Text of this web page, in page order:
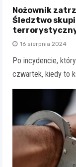
Nożownik
Śledztwo
16 sierpnia 2024
Po incydencie,
czwartek, kiedy to